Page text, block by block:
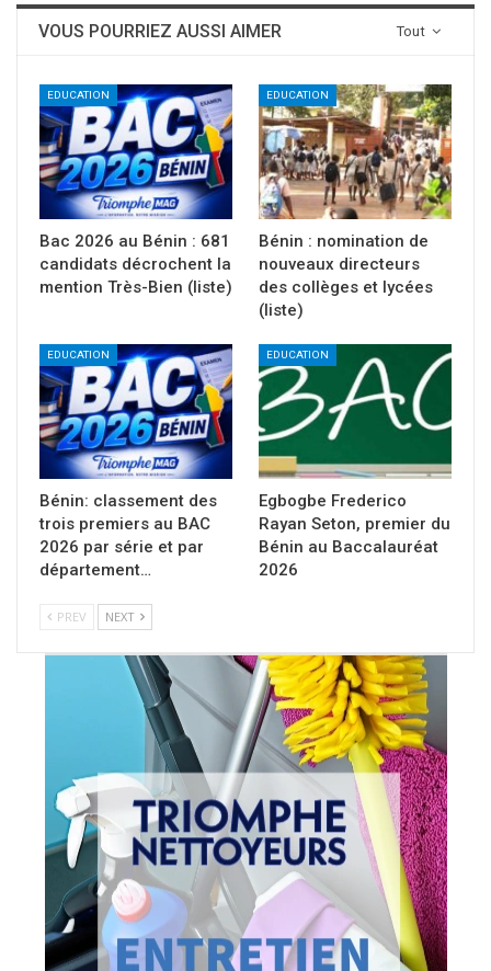
Tout
VOUS POURRIEZ AUSSI AIMER
EDUCATION
Bac 2026 au Bénin : 681
candidats décrochent la
mention Très-Bien (liste)
EDUCATION
Bénin : nomination de
nouveaux directeurs
des collèges et lycées
(liste)
EDUCATION
Bénin: classement des
trois premiers au BAC
2026 par série et par
département…
EDUCATION
Egbogbe Frederico
Rayan Seton, premier du
Bénin au Baccalauréat
2026
PREV NEXT